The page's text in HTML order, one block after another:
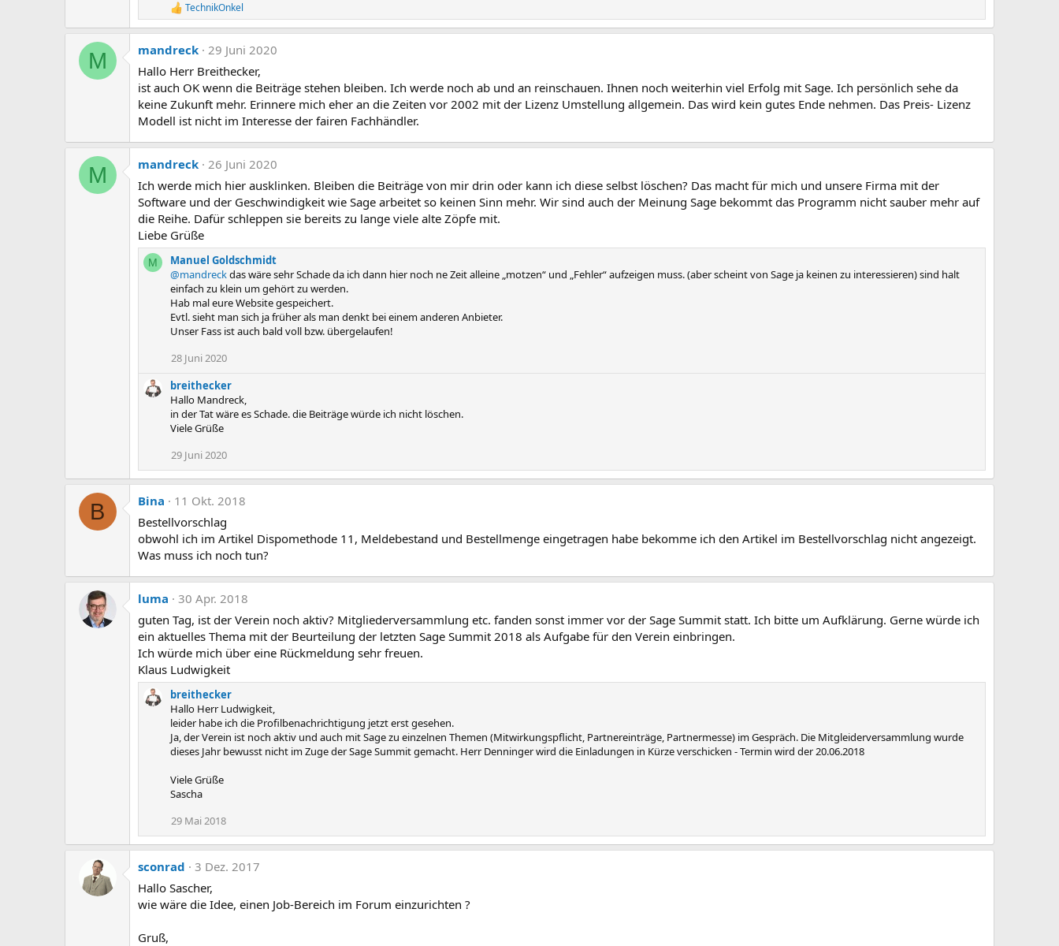
R
e
a
k
i
o
n
e
n
:
TechnikOnkel
M mandreck 29 Juni 2020
Hallo Herr Breithecker,
ist auch OK wenn die Beiträge stehen bleiben. Ich werde noch ab und an reinschauen. Ihnen noch weiterhin viel Erfolg mit Sage. Ich persönlich sehe da
keine Zukunft mehr. Erinnere mich eher an die Zeiten vor 2002 mit der Lizenz Umstellung allgemein. Das wird kein gutes Ende nehmen. Das Preis- Lizenz
Modell ist nicht im Interesse der fairen Fachhändler.
M mandreck 26 Juni 2020
Ich werde mich hier ausklinken. Bleiben die Beiträge von mir drin oder kann ich diese selbst löschen? Das macht für mich und unsere Firma mit der
Software und der Geschwindigkeit wie Sage arbeitet so keinen Sinn mehr. Wir sind auch der Meinung Sage bekommt das Programm nicht sauber mehr auf
die Reihe. Dafür schleppen sie bereits zu lange viele alte Zöpfe mit.
Liebe Grüße
M
Manuel Goldschmidt
@mandreckdas wäre sehr Schade da ich dann hier noch ne Zeit alleine „motzen“ und „Fehler“ aufzeigen muss. (aber scheint von Sage ja keinen zu interessieren) sind halt
einfach zu klein um gehört zu werden.
Hab mal eure Website gespeichert.
Evtl. sieht man sich ja früher als man denkt bei einem anderen Anbieter.
Unser Fass ist auch bald voll bzw. übergelaufen!
28 Juni 2020
breithecker
Hallo Mandreck,
in der Tat wäre es Schade. die Beiträge würde ich nicht löschen.
Viele Grüße
29 Juni 2020
B Bina
11 Okt. 2018
Bestellvorschlag
obwohl ich im Artikel Dispomethode 11, Meldebestand und Bestellmenge eingetragen habe bekomme ich den Artikel im Bestellvorschlag nicht angezeigt.
Was muss ich noch tun?
luma
30 Apr. 2018
guten Tag, ist der Verein noch aktiv? Mitgliederversammlung etc. fanden sonst immer vor der Sage Summit statt. Ich bitte um Aufklärung. Gerne würde ich
ein aktuelles Thema mit der Beurteilung der letzten Sage Summit 2018 als Aufgabe für den Verein einbringen.
Ich würde mich über eine Rückmeldung sehr freuen.
Klaus Ludwigkeit
breithecker
Hallo Herr Ludwigkeit,
leider habe ich die Profilbenachrichtigung jetzt erst gesehen.
Ja, der Verein ist noch aktiv und auch mit Sage zu einzelnen Themen (Mitwirkungspflicht, Partnereinträge, Partnermesse) im Gespräch. Die Mitgleiderversammlung wurde
dieses Jahr bewusst nicht im Zuge der Sage Summit gemacht. Herr Denninger wird die Einladungen in Kürze verschicken - Termin wird der 20.06.2018
Viele Grüße
Sascha
29 Mai 2018
sconrad
3 Dez. 2017
Hallo Sascher,
wie wäre die Idee, einen Job-Bereich im Forum einzurichten ?
Gruß,